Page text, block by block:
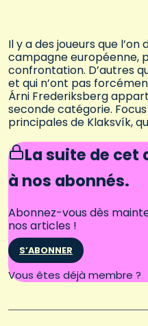
Il y a des joueurs que l’on
campagne européenne,
confrontation. D’autres
et qui n’ont pas
Árni Frederiksberg
seconde catégorie.
principales de Klaksvík,
La suite de
à nos abonnés.
Abonnez-vous dès
nos articles !
S’ABONNER
Vous êtes déjà membre ?